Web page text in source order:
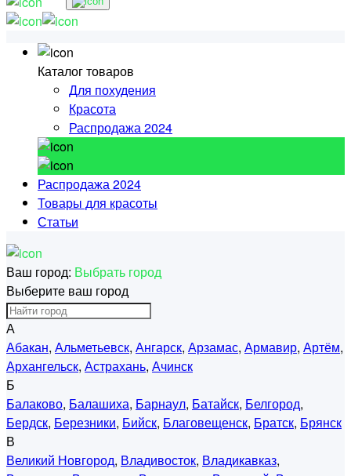
Каталог товаров
Для похудения
Красота
Распродажа 2024
Распродажа 2024
Товары для красоты
Статьи
Ваш город: Выбрать город
Выберите ваш город
А
Абакан, Альметьевск, Ангарск, Арзамас, Армавир, Артём,
Архангельск, Астрахань, Ачинск
Б
Балаково, Балашиха, Барнаул, Батайск, Белгород,
Бердск, Березники, Бийск, Благовещенск, Братск, Брянск
В
Великий Новгород, Владивосток, Владикавказ,